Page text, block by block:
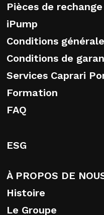
Pièces de
iPump
Conditions
Conditions de
Services Caprari
Formation
FAQ
ESG
À PROPOS DE
Histoire
Le Groupe